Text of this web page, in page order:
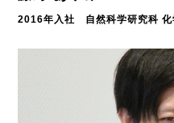
2016年入社 自然科学研究科 化